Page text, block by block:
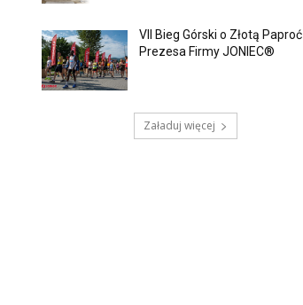
VII Bieg Górski o Złotą Paproć
Prezesa Firmy JONIEC®
Załaduj więcej